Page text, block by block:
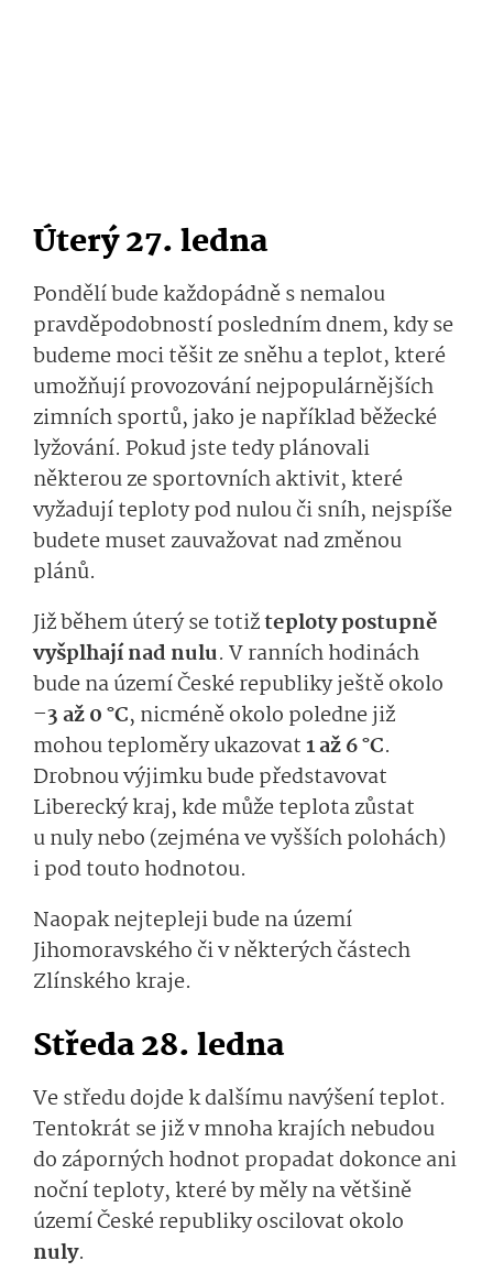
Úterý 27. ledna
Pondělí bude každopádně s nemalou
pravděpodobností posledním dnem, kdy se
budeme moci těšit ze sněhu a teplot, které
umožňují provozování nejpopulárnějších
zimních sportů, jako je například běžecké
lyžování. Pokud jste tedy plánovali
některou ze sportovních aktivit, které
vyžadují teploty pod nulou či sníh, nejspíše
budete muset zauvažovat nad změnou
plánů.
Již během úterý se totižteploty postupně
vyšplhají nad nulu. V ranních hodinách
bude na území České republiky ještě okolo
–3 až 0 °C, nicméně okolo poledne již
mohou teploměry ukazovat1 až 6 °C.
Drobnou výjimku bude představovat
Liberecký kraj, kde může teplota zůstat
u nuly nebo (zejména ve vyšších polohách)
i pod touto hodnotou.
Naopak nejtepleji bude na území
Jihomoravského či v některých částech
Zlínského kraje.
Středa 28. ledna
Ve středu dojde k dalšímu navýšení teplot.
Tentokrát se již v mnoha krajích nebudou
do záporných hodnot propadat dokonce ani
noční teploty, které by měly na většině
území České republiky oscilovat okolo
nuly.